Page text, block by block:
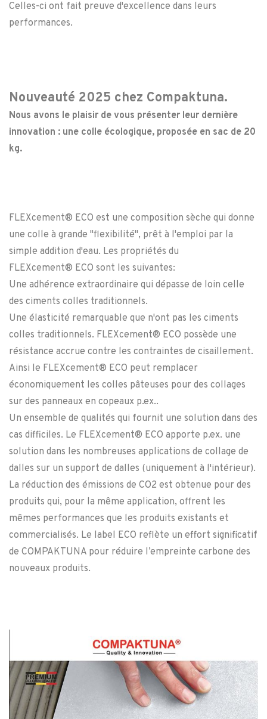
Celles-ci ont fait preuve d'excellence dans leurs
performances.
Nouveauté 2025 chez Compaktuna.
Nous avons le plaisir de vous présenter leur dernière
innovation : une colle écologique, proposée en sac de 20
kg.
FLEXcement® ECO est une composition sèche qui donne
une colle à grande "flexibilité", prêt à l'emploi par la
simple addition d'eau. Les propriétés du
FLEXcement® ECO sont les suivantes:
Une adhérence extraordinaire qui dépasse de loin celle
des ciments colles traditionnels.
Une élasticité remarquable que n'ont pas les ciments
colles traditionnels. FLEXcement® ECO possède une
résistance accrue contre les contraintes de cisaillement.
Ainsi le FLEXcement® ECO peut remplacer
économiquement les colles pâteuses pour des collages
sur des panneaux en copeaux p.ex..
Un ensemble de qualités qui fournit une solution dans des
cas difficiles. Le FLEXcement® ECO apporte p.ex. une
solution dans les nombreuses applications de collage de
dalles sur un support de dalles (uniquement à l'intérieur).
La réduction des émissions de CO2 est obtenue pour des
produits qui, pour la même application, offrent les
mêmes performances que les produits existants et
commercialisés. Le label ECO reflète un effort significatif
de COMPAKTUNA pour réduire l’empreinte carbone des
nouveaux produits.